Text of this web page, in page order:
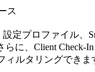
ス
定プロファイル、
に、Client Check-
ィルタリングできま